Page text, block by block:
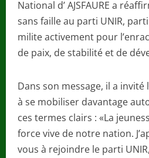
National d’ AJSFAURE a
sans faille au parti UNIR,
milite activement pour
de paix, de stabilité et de
Dans son message, il a
à se mobiliser davantage
ces termes clairs : «La
force vive de notre nation.
vous à rejoindre le parti